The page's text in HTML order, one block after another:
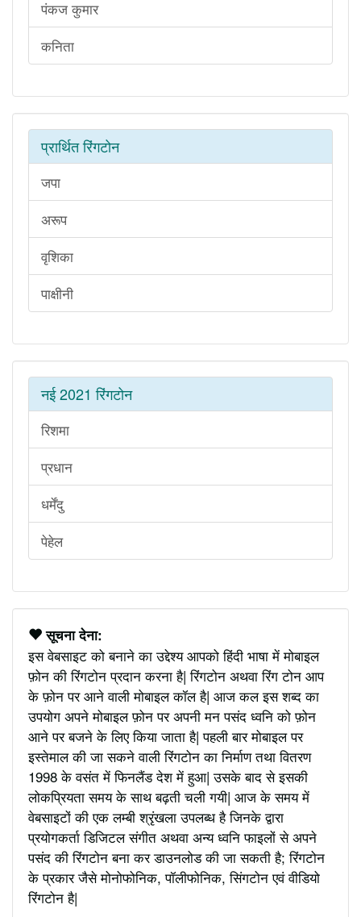
पंकज कुमार
कनिता
प्रार्थित रिंगटोन
जपा
अरूप
वृशिका
पाक्षीनी
नई 2021 रिंगटोन
रिशमा
प्रधान
धर्मेंदु
पेहेल
सूचना देना:
इस वेबसाइट को बनाने का उद्देश्य आपको हिंदी भाषा में मोबाइल
फ़ोन की रिंगटोन प्रदान करना है| रिंगटोन अथवा रिंग टोन आप
के फ़ोन पर आने वाली मोबाइल कॉल है| आज कल इस शब्द का
उपयोग अपने मोबाइल फ़ोन पर अपनी मन पसंद ध्वनि को फ़ोन
आने पर बजने के लिए किया जाता है| पहली बार मोबाइल पर
इस्तेमाल की जा सकने वाली रिंगटोन का निर्माण तथा वितरण
1998 के वसंत में फिनलैंड देश में हुआ| उसके बाद से इसकी
लोकप्रियता समय के साथ बढ़ती चली गयी| आज के समय में
वेबसाइटों की एक लम्बी श्रृंखला उपलब्ध है जिनके द्वारा
प्रयोगकर्ता डिजिटल संगीत अथवा अन्य ध्वनि फाइलों से अपने
पसंद की रिंगटोन बना कर डाउनलोड की जा सकती है; रिंगटोन
के प्रकार जैसे मोनोफोनिक, पॉलीफोनिक, सिंगटोन एवं वीडियो
रिंगटोन है|